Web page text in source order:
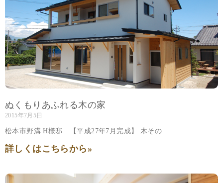
ぬくもりあふれる木の家
2015年7月5日
松本市野溝 H様邸 【平成27年7月完成】 木その
詳しくはこちらから»